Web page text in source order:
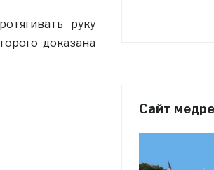
руку
доказана
Сайт